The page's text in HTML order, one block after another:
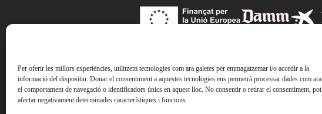
Per oferir les millors experiències, utilitzem tecnologies com ara galetes per emmagatzemar i/o accedir a la
informació del dispositiu. Donar el consentiment a aquestes tecnologies ens permetrà processar dades com ara
el comportament de navegació o identificadors únics en aquest lloc. No consentir o retirar el consentiment, pot
afectar negativament determinades característiques i funcions.